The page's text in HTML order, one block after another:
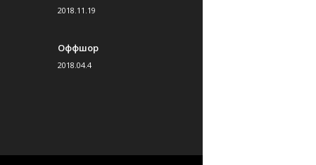
2018.11.19
Оффшор
2018.04.4